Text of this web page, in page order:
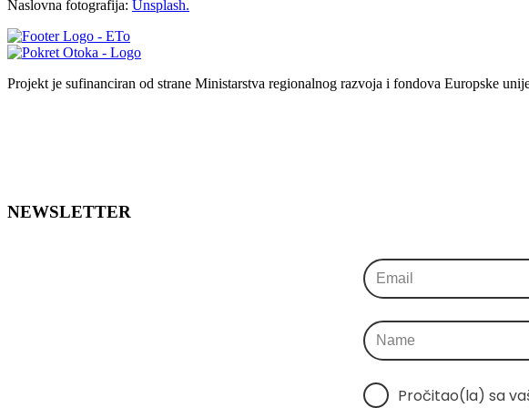
Naslovna fotografija: Unsplash.
Projekt je sufinanciran od strane Ministarstva regionalnog razvoja i fondova Europske
NEWSLETTER
Pročitao(la) sa